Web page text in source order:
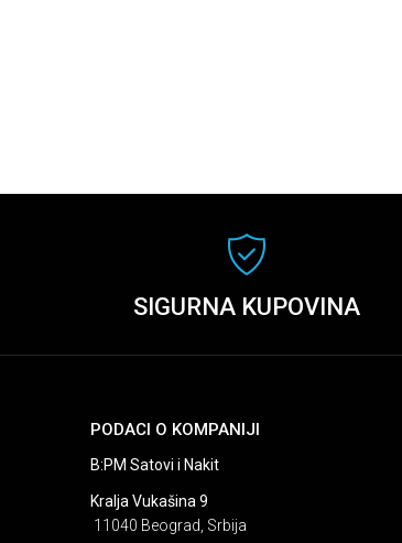
SIGURNA KUPOVINA
PODACI O KOMPANIJI
B:PM Satovi i Nakit
Kralja Vukašina 9
11040 Beograd, Srbija